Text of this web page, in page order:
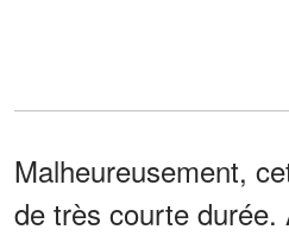
Malheureusement,
de très courte durée.